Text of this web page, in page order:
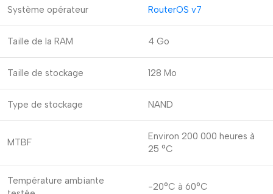
Système opérateur RouterOS v7
Taille de la RAM 4 Go
Taille de stockage 128 Mo
Type de stockage NAND
MTBF
Environ 200 000 heures à
25 °C
Température ambiante
-20°C à 60°C